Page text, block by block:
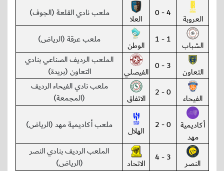
العروبة 4 - 0 العلا ملعب نادي القلعة (الجوف)
الشباب 1 - 1 الوطن ملعب عرقة (الرياض)
التعاون 3 - 0 الفيصلي
الملعب الرديف الصناعي بنادي
التعاون (بريدة)
الفيحاء 0 - 2 الاتفاق
ملعب نادي الفيحاء الرديف
(المجمعة)
أكاديمية
مهد
0 - 2 الهلال ملعب أكاديمية مهد (الرياض)
النصر 3 - 4 الاتحاد
الملعب الرديف بنادي النصر
(الرياض)